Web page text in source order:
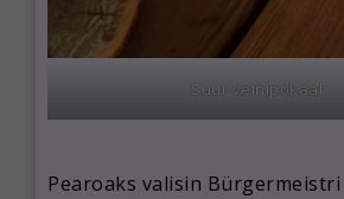
Suur veinipokaal
Pearoaks valisin